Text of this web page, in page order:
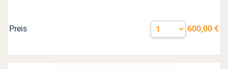
Preis 600,00 €